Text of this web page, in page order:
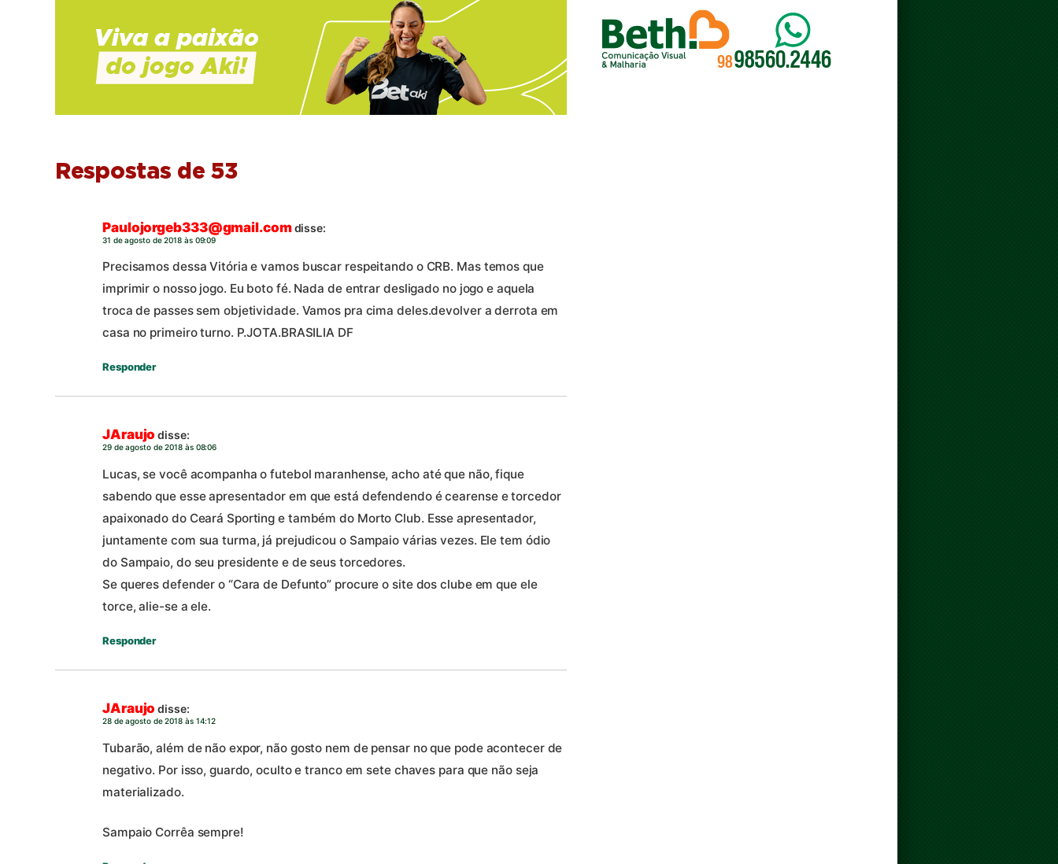
Respostas de 53
Paulojorgeb333@gmail.comdisse:
31 de agosto de 2018 às 09:09
Precisamos dessa Vitória e vamos buscar respeitando o CRB. Mas temos que
imprimir o nosso jogo. Eu boto fé. Nada de entrar desligado no jogo e aquela
troca de passes sem objetividade. Vamos pra cima deles.devolver a derrota em
casa no primeiro turno. P.JOTA.BRASILIA DF
Responder
JAraujo disse:
29 de agosto de 2018 às 08:06
Lucas, se você acompanha o futebol maranhense, acho até que não, fique
sabendo que esse apresentador em que está defendendo é cearense e torcedor
apaixonado do Ceará Sporting e também do Morto Club. Esse apresentador,
juntamente com sua turma, já prejudicou o Sampaio várias vezes. Ele tem ódio
do Sampaio, do seu presidente e de seus torcedores.
Se queres defender o “Cara de Defunto” procure o site dos clube em que ele
torce, alie-se a ele.
Responder
JAraujo disse:
28 de agosto de 2018 às 14:12
Tubarão, além de não expor, não gosto nem de pensar no que pode acontecer de
negativo. Por isso, guardo, oculto e tranco em sete chaves para que não seja
materializado.
Sampaio Corrêa sempre!